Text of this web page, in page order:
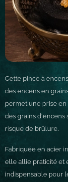
Cette pince à
des encens en
permet une prise
des grains d'encens
risque de brûlure.
Fabriquée en acier
elle allie praticité et
indispensable pour